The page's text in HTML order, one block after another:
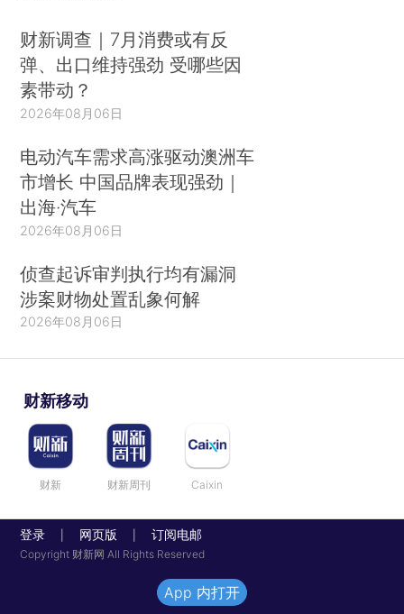
财新调查｜7月消费或有反
弹、出口维持强劲 受哪些因
素带动？
2026年08月06日
电动汽车需求高涨驱动澳洲车
市增长 中国品牌表现强劲｜
出海·汽车
2026年08月06日
侦查起诉审判执行均有漏洞
涉案财物处置乱象何解
2026年08月06日
财新移动
财新 财新周刊 Caixin
登录 网页版 订阅电邮
Copyright 财新网 All Rights Reserved
App 内打开